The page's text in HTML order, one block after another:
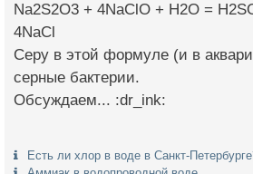
Na2S2O3 + 4NaClO + H2O =
4NaCl
Серу в этой формуле (и в
серные бактерии.
Обсуждаем... :dr_ink:
Есть ли хлор в воде в Санкт-